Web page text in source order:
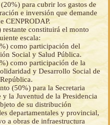
para cubrir los gastos de
e inversión que demande
CENPRODAP.
constituirá el monto
escala:
como participación del
Social y Salud Pública.
como participación de la
y Desarrollo Social de
(50%) para la Secretaria
la Juventud de la Presidencia
de su distribución
departamentales y provincial,
a obras de infraestructura